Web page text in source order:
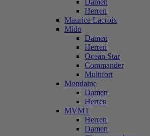
Damen
Herren
Maurice Lacroix
Mido
Damen
Herren
Ocean Star
Commander
Multifort
Mondaine
Damen
Herren
MVMT
Herren
Damen